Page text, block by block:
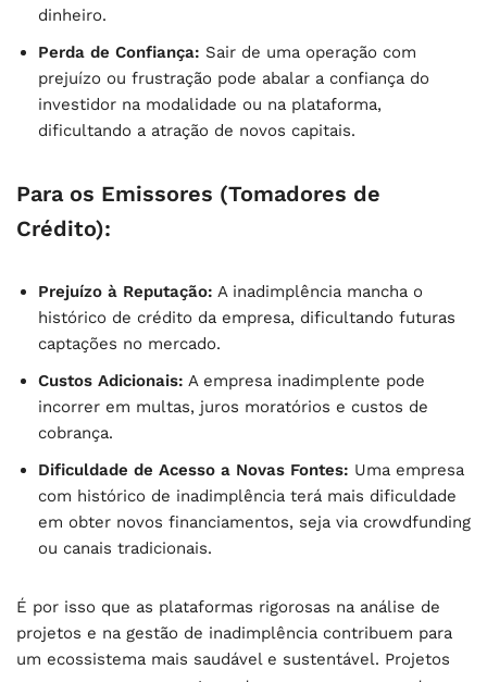
dinheiro.
Perda de Confiança: Sair de uma operação com
prejuízo ou frustração pode abalar a confiança do
investidor na modalidade ou na plataforma,
dificultando a atração de novos capitais.
Para os Emissores (Tomadores de
Crédito):
Prejuízo à Reputação: A inadimplência mancha o
histórico de crédito da empresa, dificultando futuras
captações no mercado.
Custos Adicionais: A empresa inadimplente pode
incorrer em multas, juros moratórios e custos de
cobrança.
Dificuldade de Acesso a Novas Fontes: Uma empresa
com histórico de inadimplência terá mais dificuldade
em obter novos financiamentos, seja via crowdfunding
ou canais tradicionais.
É por isso que as plataformas rigorosas na análise de
projetos e na gestão de inadimplência contribuem para
um ecossistema mais saudável e sustentável. Projetos